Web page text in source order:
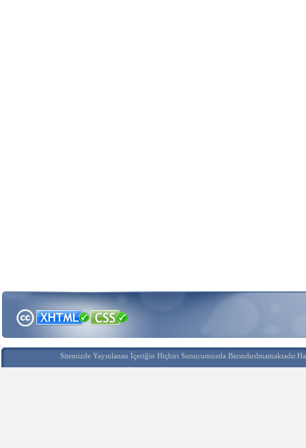
Sitemizde Yayınlanan İçeriğin Hiçbiri Sunucumuzda